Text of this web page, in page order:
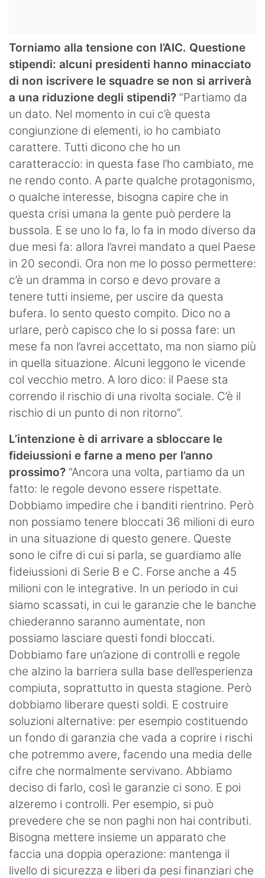
Torniamo alla tensione con l’AIC. Questione
stipendi: alcuni presidenti hanno minacciato
di non iscrivere le squadre se non si arriverà
a una riduzione degli stipendi? “Partiamo da
un dato. Nel momento in cui c’è questa
congiunzione di elementi, io ho cambiato
carattere. Tutti dicono che ho un
caratteraccio: in questa fase l’ho cambiato, me
ne rendo conto. A parte qualche protagonismo,
o qualche interesse, bisogna capire che in
questa crisi umana la gente può perdere la
bussola. E se uno lo fa, lo fa in modo diverso da
due mesi fa: allora l’avrei mandato a quel Paese
in 20 secondi. Ora non me lo posso permettere:
c’è un dramma in corso e devo provare a
tenere tutti insieme, per uscire da questa
bufera. Io sento questo compito. Dico no a
urlare, però capisco che lo si possa fare: un
mese fa non l’avrei accettato, ma non siamo più
in quella situazione. Alcuni leggono le vicende
col vecchio metro. A loro dico: il Paese sta
correndo il rischio di una rivolta sociale. C’è il
rischio di un punto di non ritorno”.
L’intenzione è di arrivare a sbloccare le
fideiussioni e farne a meno per l’anno
prossimo? “Ancora una volta, partiamo da un
fatto: le regole devono essere rispettate.
Dobbiamo impedire che i banditi rientrino. Però
non possiamo tenere bloccati 36 milioni di euro
in una situazione di questo genere. Queste
sono le cifre di cui si parla, se guardiamo alle
fideiussioni di Serie B e C. Forse anche a 45
milioni con le integrative. In un periodo in cui
siamo scassati, in cui le garanzie che le banche
chiederanno saranno aumentate, non
possiamo lasciare questi fondi bloccati.
Dobbiamo fare un’azione di controlli e regole
che alzino la barriera sulla base dell’esperienza
compiuta, soprattutto in questa stagione. Però
dobbiamo liberare questi soldi. E costruire
soluzioni alternative: per esempio costituendo
un fondo di garanzia che vada a coprire i rischi
che potremmo avere, facendo una media delle
cifre che normalmente servivano. Abbiamo
deciso di farlo, così le garanzie ci sono. E poi
alzeremo i controlli. Per esempio, si può
prevedere che se non paghi non hai contributi.
Bisogna mettere insieme un apparato che
faccia una doppia operazione: mantenga il
livello di sicurezza e liberi da pesi finanziari che